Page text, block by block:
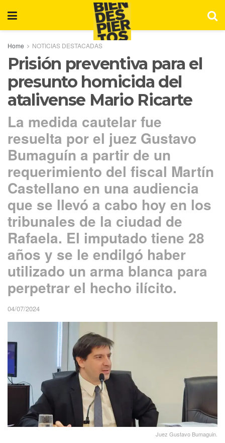
Home NOTICIAS DESTACADAS
Prisión preventiva para el
presunto homicida del
atalivense Mario Ricarte
La medida cautelar fue
resuelta por el juez Gustavo
Bumaguín a partir de un
requerimiento del fiscal Martín
Castellano en una audiencia
que se llevó a cabo hoy en los
tribunales de la ciudad de
Rafaela. El imputado tiene 28
años y se le endilgó haber
utilizado un arma blanca para
perpetrar el hecho ilícito.
04/07/2024
Juez Gustavo Bumaguin.